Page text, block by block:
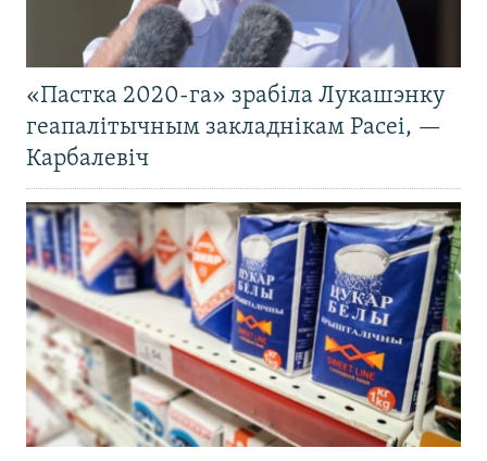
«Пастка 2020-га» зрабіла Лукашэнку
геапалітычным закладнікам Расеі, —
Карбалевіч